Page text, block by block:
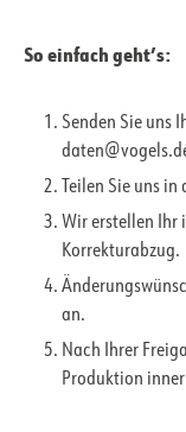
So einfach geht’s:
Senden Sie uns
Teilen Sie uns
Wir erstellen Ihr
Korrekturabzug.
an.
Nach Ihrer
Produktion